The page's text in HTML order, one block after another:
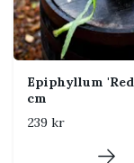
Näring
Epiphyllum
cm
239 kr